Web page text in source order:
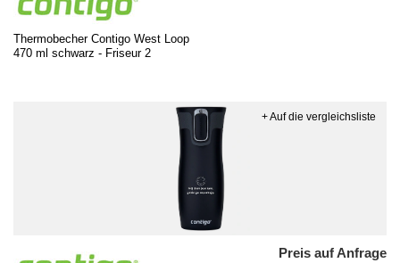
Thermobecher Contigo West Loop
470 ml schwarz - Friseur 2
Preis auf Anfrage
+ Auf die vergleichsliste